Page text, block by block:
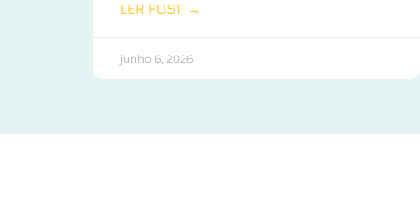
LER POST →
junho 6, 2026